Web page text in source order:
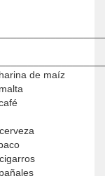
de maíz